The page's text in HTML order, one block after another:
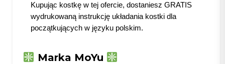
Kupując kostkę w tej ofercie, dostaniesz GRATIS
wydrukowaną instrukcję układania kostki dla
początkujących w języku polskim.
Marka MoYu